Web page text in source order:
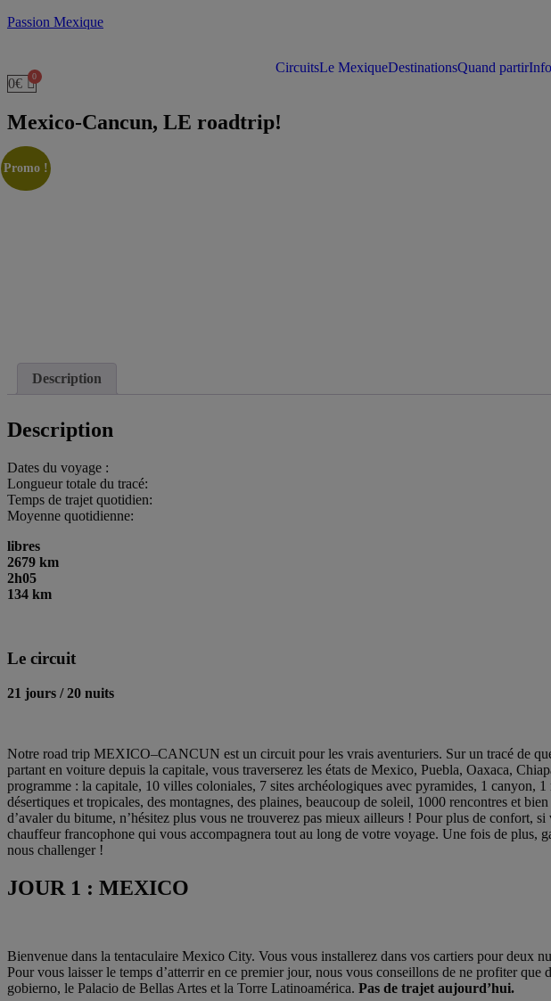
Passion Mexique
CircuitsLe MexiqueDestinationsQuand partir
0€
Mexico-Cancun, LE roadtrip!
Promo !
Description
Description
Dates du voyage :
Longueur totale du tracé:
Temps de trajet quotidien:
Moyenne quotidienne:
libres
2679 km
2h05
134 km
Le circuit
21 jours / 20 nuits
Notre road trip MEXICO–CANCUN est un circuit pour les vrais aventuriers. Sur un tracé de
partant en voiture depuis la capitale, vous traverserez les états de Mexico, Puebla, Oaxaca,
programme : la capitale, 10 villes coloniales, 7 sites archéologiques avec pyramides, 1 canyon,
désertiques et tropicales, des montagnes, des plaines, beaucoup de soleil, 1000 rencontres et
d’avaler du bitume, n’hésitez plus vous ne trouverez pas mieux ailleurs ! Pour plus de confort,
chauffeur francophone qui vous accompagnera tout au long de votre voyage. Une fois de plus,
nous challenger !
JOUR 1 : MEXICO
Bienvenue dans la tentaculaire Mexico City. Vous vous installerez dans vos cartiers pour deux
Pour vous laisser le temps d’atterrir en ce premier jour, nous vous conseillons de ne profiter
gobierno, le Palacio de Bellas Artes et la Torre Latinoamérica. Pas de trajet aujourd’hui.